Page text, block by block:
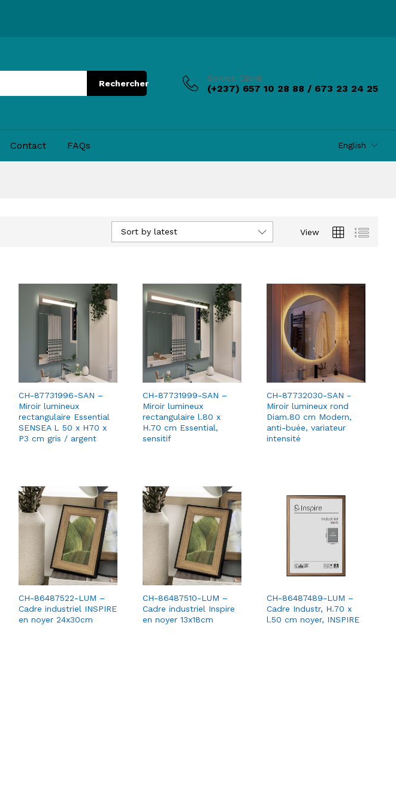
Rechercher
Service Client
(+237) 657 10 28 88 / 673 23 24 25
Contact FAQs English
View
Sort by latest
CH-87731996-SAN –
Miroir lumineux
rectangulaire Essential
SENSEA L 50 x H70 x
P3 cm gris / argent
CH-87731999-SAN –
Miroir lumineux
rectangulaire l.80 x
H.70 cm Essential,
sensitif
CH-87732030-SAN -
Miroir lumineux rond
Diam.80 cm Modern,
anti-buée, variateur
intensité
CH-86487522-LUM –
Cadre industriel INSPIRE
en noyer 24x30cm
CH-86487510-LUM –
Cadre industriel Inspire
en noyer 13x18cm
CH-86487489-LUM –
Cadre Industr, H.70 x
l.50 cm noyer, INSPIRE